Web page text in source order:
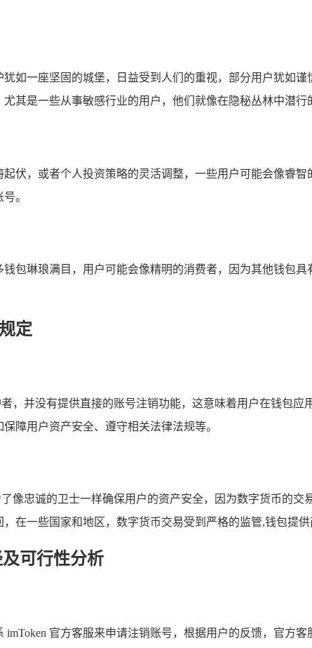
如一座坚固的城堡，日益受到人们的重视，部分用户犹如
其是一些从事敏感行业的用户，他们就像在隐秘丛林中潜行
伏，或者个人投资策略的灵活调整，一些用户可能会像睿
。
包琳琅满目，用户可能会像精明的消费者，因为其他钱包
定
，并没有提供直接的账号注销功能，这意味着用户在钱包
障用户资产安全、遵守相关法律法规等。
像忠诚的卫士一样确保用户的资产安全，因为数字货币的
在一些国家和地区，数字货币交易受到严格的监管,钱包提
可行性分析
官方客服来申请注销账号，根据用户的反馈，官方